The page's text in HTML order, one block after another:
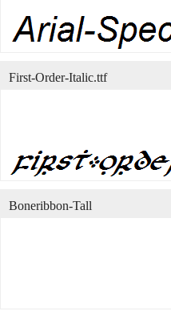
First-Order-Italic.ttf
Boneribbon-Tall